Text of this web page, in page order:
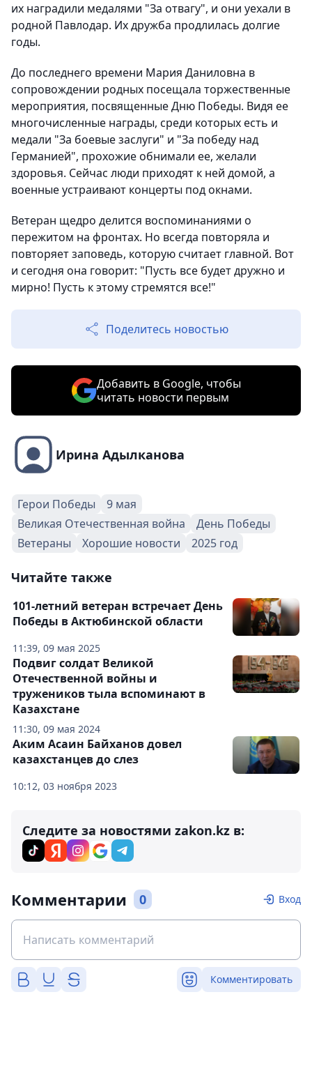
их наградили медалями "За отвагу", и они уехали в
родной Павлодар. Их дружба продлилась долгие
годы.
До последнего времени Мария Даниловна в
сопровождении родных посещала торжественные
мероприятия, посвященные Дню Победы. Видя ее
многочисленные награды, среди которых есть и
медали "За боевые заслуги" и "За победу над
Германией", прохожие обнимали ее, желали
здоровья. Сейчас люди приходят к ней домой, а
военные устраивают концерты под окнами.
Ветеран щедро делится воспоминаниями о
пережитом на фронтах. Но всегда повторяла и
повторяет заповедь, которую считает главной. Вот
и сегодня она говорит: "Пусть все будет дружно и
мирно! Пусть к этому стремятся все!"
Поделитесь новостью
Добавить в Google, чтобы
читать новости первым
Ирина Адылканова
Герои Победы
9 мая
Великая Отечественная война
День Победы
Ветераны
Хорошие новости 2025 год
Читайте также
11:39, 09 мая 2025
101-летний ветеран встречает День
Победы в Актюбинской области
11:30, 09 мая 2024
Подвиг солдат Великой
Отечественной войны и
тружеников тыла вспоминают в
Казахстане
10:12, 03 ноября 2023
Аким Асаин Байханов довел
казахстанцев до слез
Следите за новостями zakon.kz в:
Комментарии 0 Вход
Комментировать